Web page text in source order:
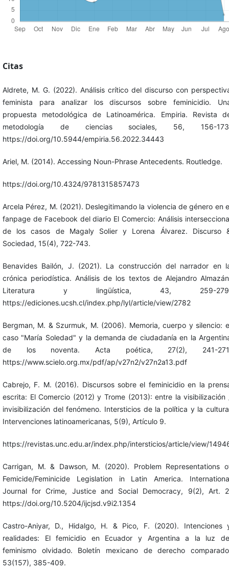
Citas
Aldrete, M. G. (2022). Análisis crítico del discurso con
feminista para analizar los discursos sobre feminicidio.
propuesta metodológica de Latinoamérica. Empiria. Revista
metodología de ciencias sociales, 56, 156-
https://doi.org/10.5944/empiria.56.2022.34443
Ariel, M. (2014). Accessing Noun-Phrase Antecedents. Routledge.
https://doi.org/10.4324/9781315857473
Arcela Pérez, M. (2021). Deslegitimando la violencia de género en
fanpage de Facebook del diario El Comercio: Análisis
de los casos de Magaly Solier y Lorena Álvarez. Discurso
Sociedad, 15(4), 722-743.
Benavides Bailón, J. (2021). La construcción del narrador en
crónica periodística. Análisis de los textos de Alejandro
Literatura y lingüística, 43, 259-
https://ediciones.ucsh.cl/index.php/lyl/article/view/2782
Bergman, M. & Szurmuk, M. (2006). Memoria, cuerpo y silencio:
caso "María Soledad" y la demanda de ciudadanía en la
de los noventa. Acta poética, 27(2), 241-
https://www.scielo.org.mx/pdf/ap/v27n2/v27n2a13.pdf
Cabrejo, F. M. (2016). Discursos sobre el feminicidio en la
escrita: El Comercio (2012) y Trome (2013): entre la visibilización
invisibilización del fenómeno. Intersticios de la política y la
Intervenciones latinoamericanas, 5(9), Artículo 9.
https://revistas.unc.edu.ar/index.php/intersticios/article/view/
Carrigan, M. & Dawson, M. (2020). Problem Representations
Femicide/Feminicide Legislation in Latin America.
Journal for Crime, Justice and Social Democracy, 9(2), Art.
https://doi.org/10.5204/ijcjsd.v9i2.1354
Castro-Aniyar, D., Hidalgo, H. & Pico, F. (2020). Intenciones
realidades: El femicidio en Ecuador y Argentina a la luz
feminismo olvidado. Boletín mexicano de derecho
53(157), 385-409.